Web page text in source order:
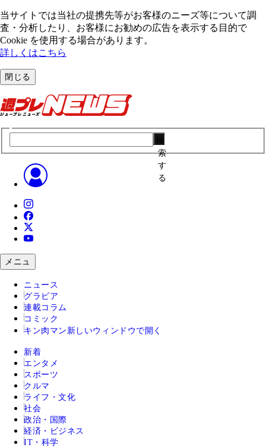
当サイトでは当社の提携先等がお客様のニーズ等について調
査・分析したり、お客様にお勧めの広告を表⽰する⽬的で
Cookie を使⽤する場合があります。
詳しくはこちら
閉じる
索
す
る
メニュ
ニュース
グラビア
連載コラム
コミック
キン肉マン 新しいウィンドウで開く
新着
エンタメ
スポーツ
クルマ
ライフ・文化
社会
政治・国際
経済・ビジネス
IT・科学